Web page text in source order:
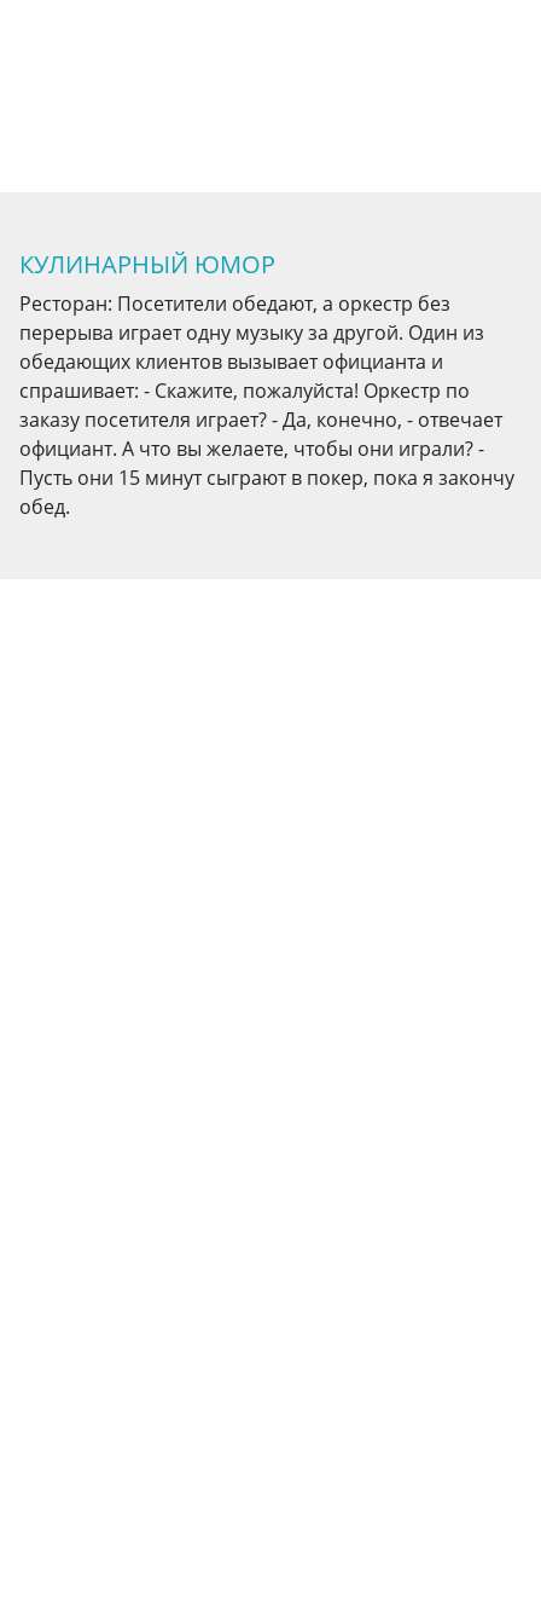
КУЛИНАРНЫЙ ЮМОР
Ресторан: Посетители обедают, а оркестр без
перерыва играет одну музыку за другой. Один из
обедающих клиентов вызывает официанта и
спрашивает: - Скажите, пожалуйста! Оркестр по
заказу посетителя играет? - Да, конечно, - отвечает
официант. А что вы желаете, чтобы они играли? -
Пусть они 15 минут сыграют в покер, пока я закончу
обед.